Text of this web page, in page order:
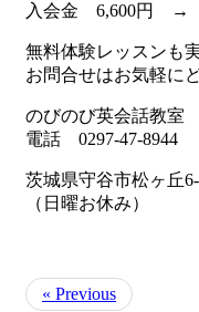
入会金 6,600円 →
無料体験レッスンも
お問合せはお気軽に
のびのび英会話教室
電話 0297-47-8944
茨城県守谷市松ヶ丘
（日曜お休み）
« Previous